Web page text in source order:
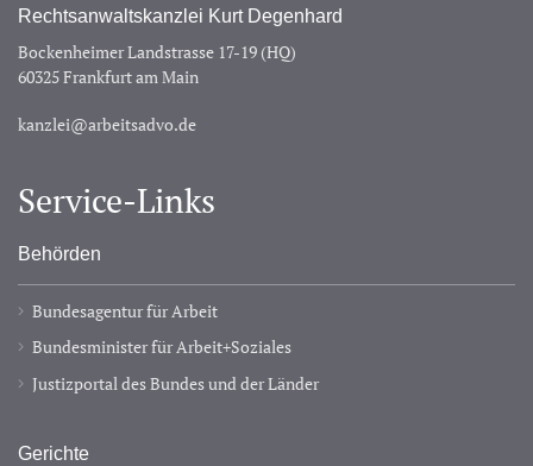
Rechtsanwaltskanzlei Kurt Degenhard
Bockenheimer Landstrasse 17-19 (HQ)
60325 Frankfurt am Main
kanzlei@arbeitsadvo.de
Service-Links
Behörden
Bundesagentur für Arbeit
Bundesminister für Arbeit+Soziales
Justizportal des Bundes und der Länder
Gerichte